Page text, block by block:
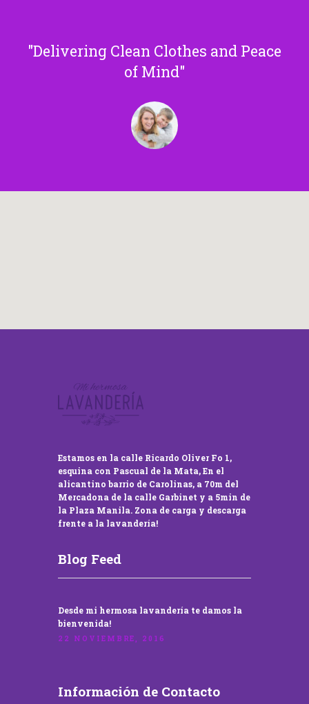
Delivering Clean Clothes and Peace
of Mind
Estamos en la calle Ricardo Oliver Fo 1,
esquina con Pascual de la Mata, En el
alicantino barrio de Carolinas, a 70m del
Mercadona de la calle Garbinet y a 5min de
la Plaza Manila. Zona de carga y descarga
frente a la lavandería!
Blog Feed
Desde mi hermosa lavandería te damos la
bienvenida!
22 NOVIEMBRE, 2016
Información de Contacto